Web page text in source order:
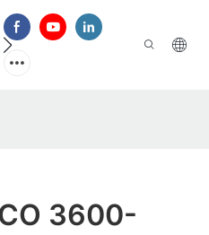
HÄUFIG GESTELLTE
3600-